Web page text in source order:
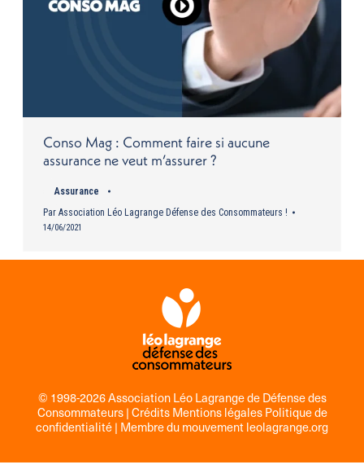
Conso Mag : Comment faire si aucune
assurance ne veut m’assurer ?
Assurance
Par Association Léo Lagrange Défense des Consommateurs !
14/06/2021
© 1998-2026 Association Léo Lagrange de Défense des
Consommateurs |Crédits Mentions légales Politique de
confidentialité| Membre du mouvementleolagrange.org